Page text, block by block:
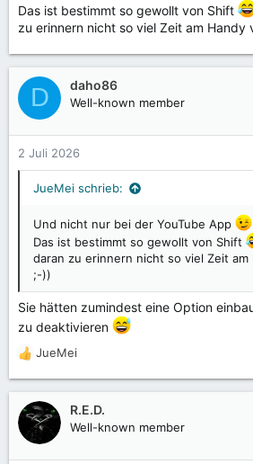
Das ist bestimmt so gewollt von Shift
zu erinnern nicht so viel Zeit am Handy
D daho86
Well-known member
2 Juli 2026
JueMei schrieb:
Und nicht nur bei der YouTube App
Das ist bestimmt so gewollt von Shift
daran zu erinnern nicht so viel Zeit am
;-))
Sie hätten zumindest eine Option
zu deaktivieren
R
a
k
t
JueMei
R.E.D.
Well-known member